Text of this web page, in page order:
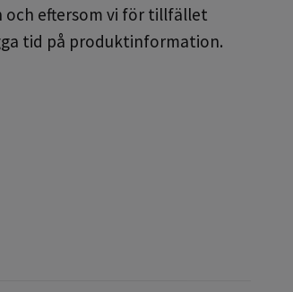
och eftersom vi för tillfället
tid på produktinformation.